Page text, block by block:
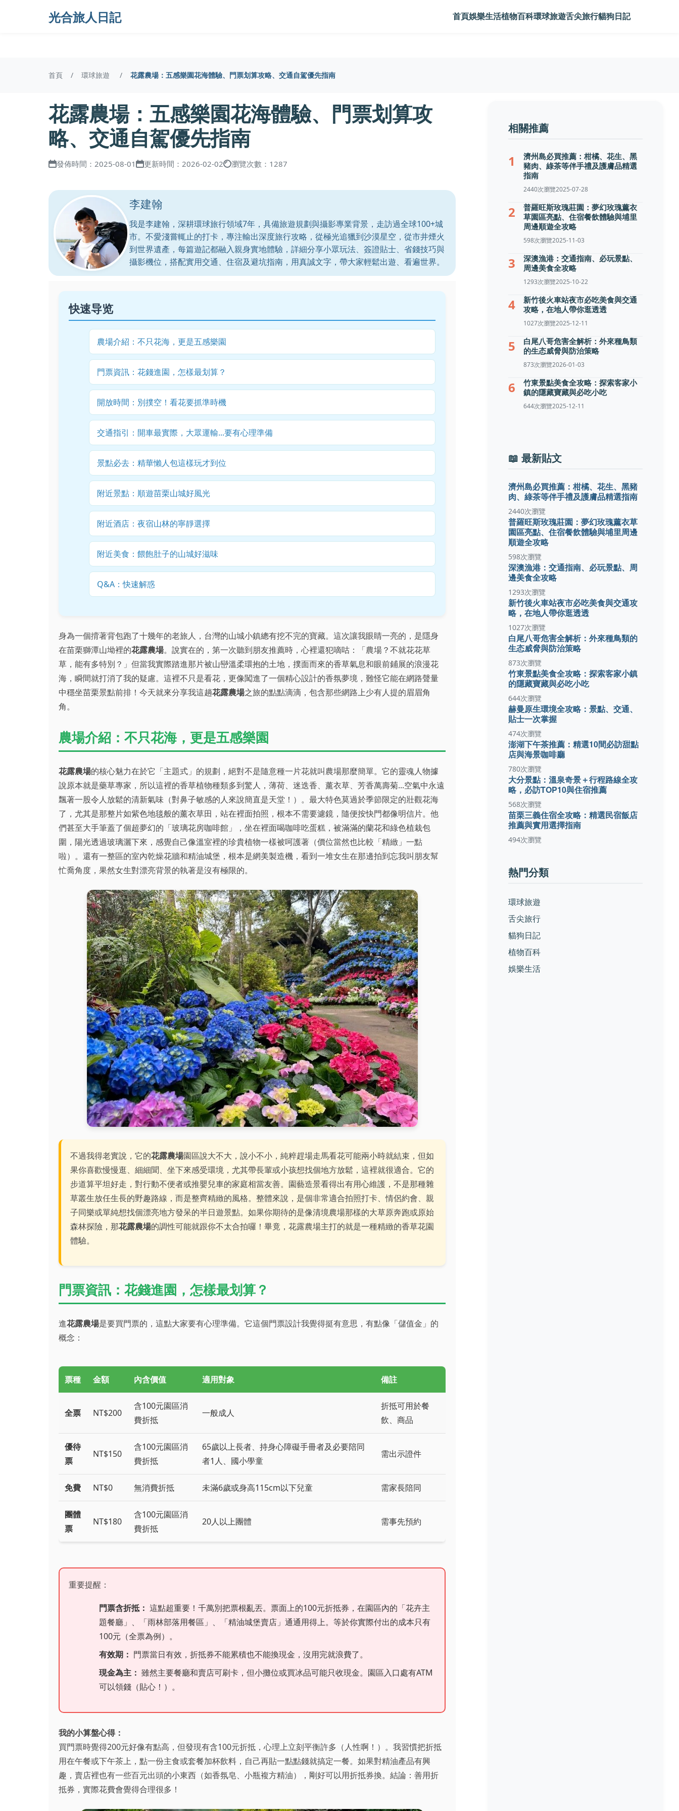
光合旅人日記 首頁娛樂生活植物百科環球旅遊舌尖旅行貓狗日記
首頁 環球旅遊 花露農場：五感樂園花海體驗、門票划算攻略、交通自駕優先指南
花露農場：五感樂園花海體驗、門票划算攻
略、交通自駕優先指南
發佈時間：2025-08-01 更新時間：2026-02-02 瀏覽次數：1287
李建翰
我是李建翰，深耕環球旅行領域7年，具備旅遊規劃與攝影專業背景，走訪過全球100+城
市。不愛淺嘗輒止的打卡，專注輸出深度旅行攻略，從極光追獵到沙漠星空，從市井煙火
到世界遺產，每篇遊記都融入親身實地體驗，詳細分享小眾玩法、簽證貼士、省錢技巧與
攝影機位，搭配實用交通、住宿及避坑指南，用真誠文字，帶大家輕鬆出遊、看遍世界。
快速导览
農場介紹：不只花海，更是五感樂園
門票資訊：花錢進園，怎樣最划算？
開放時間：別撲空！看花要抓準時機
交通指引：開車最實際，大眾運輸...要有心理準備
景點必去：精華懶人包這樣玩才到位
附近景點：順遊苗栗山城好風光
附近酒店：夜宿山林的寧靜選擇
附近美食：餵飽肚子的山城好滋味
Q&A：快速解惑
身為一個揹著背包跑了十幾年的老旅人，台灣的山城小鎮總有挖不完的寶藏。這次讓我眼睛一亮的，是隱身
在苗栗獅潭山坳裡的花露農場。說實在的，第一次聽到朋友推薦時，心裡還犯嘀咕：「農場？不就花花草
草，能有多特別？」但當我實際踏進那片被山巒溫柔環抱的土地，撲面而來的香草氣息和眼前鋪展的浪漫花
海，瞬間就打消了我的疑慮。這裡不只是看花，更像闖進了一個精心設計的香氛夢境，難怪它能在網路聲量
中穩坐苗栗景點前排！今天就來分享我這趟花露農場之旅的點點滴滴，包含那些網路上少有人提的眉眉角
角。
農場介紹：不只花海，更是五感樂園
花露農場的核心魅力在於它「主題式」的規劃，絕對不是隨意種一片花就叫農場那麼簡單。它的靈魂人物據
說原本就是藥草專家，所以這裡的香草植物種類多到驚人，薄荷、迷迭香、薰衣草、芳香萬壽菊...空氣中永遠
飄著一股令人放鬆的清新氣味（對鼻子敏感的人來說簡直是天堂！）。最大特色莫過於季節限定的壯觀花海
了，尤其是那整片如紫色地毯般的薰衣草田，站在裡面拍照，根本不需要濾鏡，隨便按快門都像明信片。他
們甚至大手筆蓋了個超夢幻的「玻璃花房咖啡館」，坐在裡面喝咖啡吃蛋糕，被滿滿的蘭花和綠色植栽包
圍，陽光透過玻璃灑下來，感覺自己像溫室裡的珍貴植物一樣被呵護著（價位當然也比較「精緻」一點
啦）。還有一整區的室內乾燥花牆和精油城堡，根本是網美製造機，看到一堆女生在那邊拍到忘我叫朋友幫
忙喬角度，果然女生對漂亮背景的執著是沒有極限的。
不過我得老實說，它的花露農場園區說大不大，說小不小，純粹趕場走馬看花可能兩小時就結束，但如
果你喜歡慢慢逛、細細聞、坐下來感受環境，尤其帶長輩或小孩想找個地方放鬆，這裡就很適合。它的
步道算平坦好走，對行動不便者或推嬰兒車的家庭相當友善。園藝造景看得出有用心維護，不是那種雜
草叢生放任生長的野趣路線，而是整齊精緻的風格。整體來說，是個非常適合拍照打卡、情侶約會、親
子同樂或單純想找個漂亮地方發呆的半日遊景點。如果你期待的是像清境農場那樣的大草原奔跑或原始
森林探險，那花露農場的調性可能就跟你不太合拍囉！畢竟，花露農場主打的就是一種精緻的香草花園
體驗。
門票資訊：花錢進園，怎樣最划算？
進花露農場是要買門票的，這點大家要有心理準備。它這個門票設計我覺得挺有意思，有點像「儲值金」的
概念：
票種 金額 內含價值 適用對象 備註
全票 NT$200
含100元園區消
費折抵
一般成人
折抵可用於餐
飲、商品
優待
票
NT$150
含100元園區消
費折抵
65歲以上長者、持身心障礙手冊者及必要陪同
者1人、國小學童
需出示證件
免費 NT$0 無消費折抵 未滿6歲或身高115cm以下兒童 需家長陪同
團體
票
NT$180
含100元園區消
費折抵
20人以上團體 需事先預約
重要提醒：
門票含折抵： 這點超重要！千萬別把票根亂丟。票面上的100元折抵券，在園區內的「花卉主
題餐廳」、「雨林部落用餐區」、「精油城堡賣店」通通用得上。等於你實際付出的成本只有
100元（全票為例）。
有效期： 門票當日有效，折抵券不能累積也不能換現金，沒用完就浪費了。
現金為主： 雖然主要餐廳和賣店可刷卡，但小攤位或買冰品可能只收現金。園區入口處有ATM
可以領錢（貼心！）。
我的小算盤心得：
買門票時覺得200元好像有點高，但發現有含100元折抵，心理上立刻平衡許多（人性啊！）。我習慣把折抵
用在午餐或下午茶上，點一份主食或套餐加杯飲料，自己再貼一點點錢就搞定一餐。如果對精油產品有興
趣，賣店裡也有一些百元出頭的小東西（如香氛皂、小瓶複方精油），剛好可以用折抵券換。結論：善用折
抵券，實際花費會覺得合理很多！
相關推薦
1
濟州島必買推薦：柑橘、花生、黑
豬肉、綠茶等伴手禮及護膚品精選
指南
2440次瀏覽2025-07-28
2
普羅旺斯玫瑰莊園：夢幻玫瑰薰衣
草園區亮點、住宿餐飲體驗與埔里
周邊順遊全攻略
598次瀏覽2025-11-03
3
深澳漁港：交通指南、必玩景點、
周邊美食全攻略
1293次瀏覽2025-10-22
4
新竹後火車站夜市必吃美食與交通
攻略，在地人帶你逛透透
1027次瀏覽2025-12-11
5
白尾八哥危害全解析：外來種鳥類
的生态威脅與防治策略
873次瀏覽2026-01-03
6
竹東景點美食全攻略：探索客家小
鎮的隱藏寶藏與必吃小吃
644次瀏覽2025-12-11
📖 最新貼文
濟州島必買推薦：柑橘、花生、黑豬
肉、綠茶等伴手禮及護膚品精選指南
2440次瀏覽
普羅旺斯玫瑰莊園：夢幻玫瑰薰衣草
園區亮點、住宿餐飲體驗與埔里周邊
順遊全攻略
598次瀏覽
深澳漁港：交通指南、必玩景點、周
邊美食全攻略
1293次瀏覽
新竹後火車站夜市必吃美食與交通攻
略，在地人帶你逛透透
1027次瀏覽
白尾八哥危害全解析：外來種鳥類的
生态威脅與防治策略
873次瀏覽
竹東景點美食全攻略：探索客家小鎮
的隱藏寶藏與必吃小吃
644次瀏覽
赫曼原生環境全攻略：景點、交通、
貼士一次掌握
474次瀏覽
澎湖下午茶推薦：精選10間必訪甜點
店與海景咖啡廳
780次瀏覽
大分景點：溫泉奇景＋行程路線全攻
略，必訪TOP10與住宿推薦
568次瀏覽
苗栗三義住宿全攻略：精選民宿飯店
推薦與實用選擇指南
494次瀏覽
熱門分類
環球旅遊
舌尖旅行
貓狗日記
植物百科
娛樂生活